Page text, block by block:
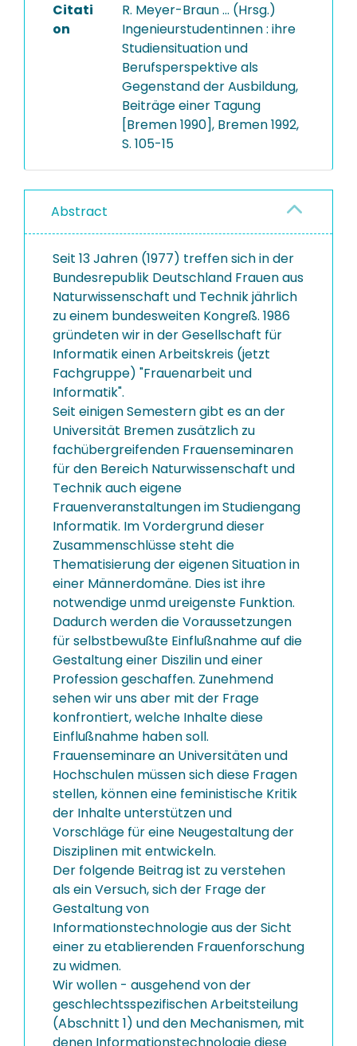
Citati
on
R. Meyer-Braun ... (Hrsg.)
Ingenieurstudentinnen : ihre
Studiensituation und
Berufsperspektive als
Gegenstand der Ausbildung,
Beiträge einer Tagung
[Bremen 1990], Bremen 1992,
S. 105-15
Abstract
Seit 13 Jahren (1977) treffen sich in der
Bundesrepublik Deutschland Frauen aus
Naturwissenschaft und Technik jährlich
zu einem bundesweiten Kongreß. 1986
gründeten wir in der Gesellschaft für
Informatik einen Arbeitskreis (jetzt
Fachgruppe) "Frauenarbeit und
Informatik".
Seit einigen Semestern gibt es an der
Universität Bremen zusätzlich zu
fachübergreifenden Frauenseminaren
für den Bereich Naturwissenschaft und
Technik auch eigene
Frauenveranstaltungen im Studiengang
Informatik. Im Vordergrund dieser
Zusammenschlüsse steht die
Thematisierung der eigenen Situation in
einer Männerdomäne. Dies ist ihre
notwendige unmd ureigenste Funktion.
Dadurch werden die Voraussetzungen
für selbstbewußte Einflußnahme auf die
Gestaltung einer Diszilin und einer
Profession geschaffen. Zunehmend
sehen wir uns aber mit der Frage
konfrontiert, welche Inhalte diese
Einflußnahme haben soll.
Frauenseminare an Universitäten und
Hochschulen müssen sich diese Fragen
stellen, können eine feministische Kritik
der Inhalte unterstützen und
Vorschläge für eine Neugestaltung der
Disziplinen mit entwickeln.
Der folgende Beitrag ist zu verstehen
als ein Versuch, sich der Frage der
Gestaltung von
Informationstechnologie aus der Sicht
einer zu etablierenden Frauenforschung
zu widmen.
Wir wollen - ausgehend von der
geschlechtsspezifischen Arbeitsteilung
(Abschnitt 1) und den Mechanismen, mit